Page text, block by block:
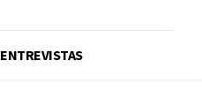
ENTREVISTAS